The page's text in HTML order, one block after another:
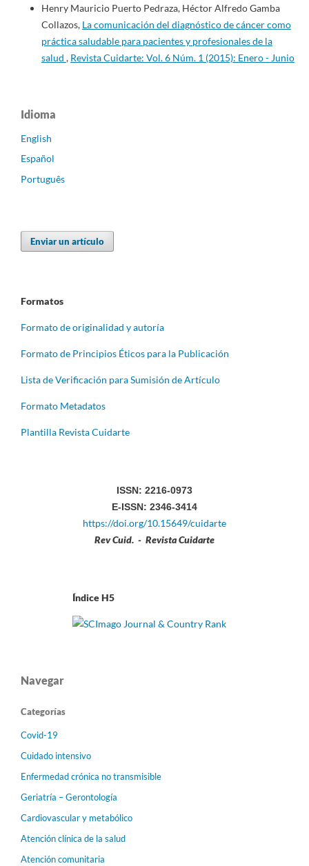
Henry Mauricio Puerto Pedraza, Héctor Alfredo Gamba
Collazos, La comunicación del diagnóstico de cáncer como
práctica saludable para pacientes y profesionales de la
salud , Revista Cuidarte: Vol. 6 Núm. 1 (2015): Enero - Junio
Idioma
English
Español
Português
Enviar un artículo
Formatos
Formato de originalidad y autoría
Formato de Principios Éticos para la Publicación
Lista de Verificación para Sumisión de Artículo
Formato Metadatos
Plantilla Revista Cuidarte
ISSN: 2216-0973
E-ISSN: 2346-3414
https://doi.org/10.15649/cuidarte
Rev Cuid. - Revista Cuidarte
Índice H5
Navegar
Categorías
Covid-19
Cuidado intensivo
Enfermedad crónica no transmisible
Geriatría – Gerontología
Cardiovascular y metabólico
Atención clínica de la salud
Atención comunitaria